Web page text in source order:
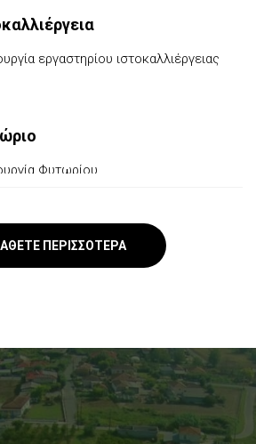
εργαστηρίου ιστοκαλλιέργειας
Φυτωρίου
AGROSYSTEMS
η BIOS AGROSYSTEMS Α.Ε.
"REDESTOS - Efthymiadis
Group"
ΠΕΡΙΣΣΌΤΕΡΑ